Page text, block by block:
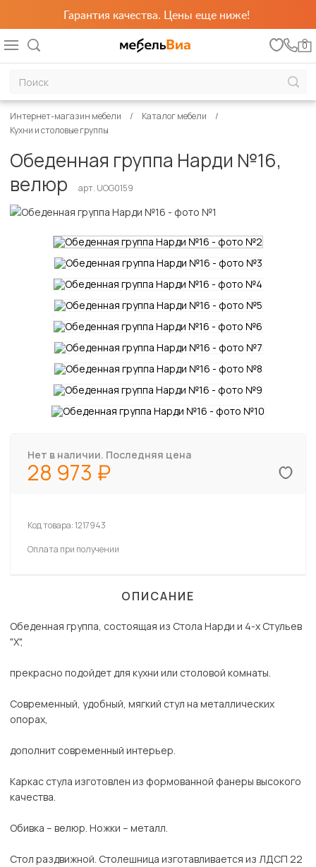
Гарантия качества. Цены еще ниже!
0
Интернет-магазин мебели
Каталог мебели
Кухни и столовые группы
Обеденная группа Нарди №16,
велюр
арт. UOG0159
Нет в наличии. Последняя цена
28 973
Код товара:1217943
Оплата при получении
ОПИСАНИЕ
Обеденная группа, состоящая из Стола Нарди и 4-х Стульев
"Х",
прекрасно подойдет для кухни или столовой комнаты.
Современный, удобный, мягкий стул на металлических
опорах,
дополнит современный интерьер.
Каркас стула изготовлен из формованной фанеры высокого
качества.
Обивка – велюр. Ножки – металл.
Стол раздвижной. Столешница изготавливается из ЛДСП 22